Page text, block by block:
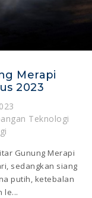
Merapi
2023
Teknologi
Gunung Merapi
sedangkan siang
putih, ketebalan
le...